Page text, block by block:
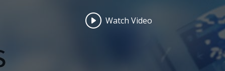
Watch Video